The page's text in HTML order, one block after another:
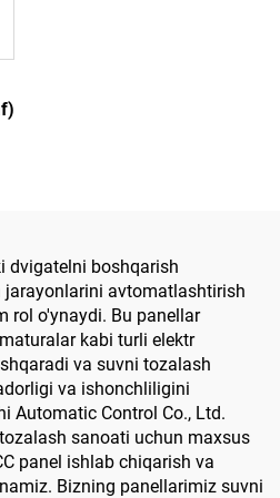
dvigatelni boshqarish
avtomatlashtirish
rol o'ynaydi. Bu panellar
kabi turli elektr
va suvni tozalash
va ishonchliligini
Automatic Control Co., Ltd.
sanoati uchun maxsus
panel ishlab chiqarish va
Bizning panellarimiz suvni